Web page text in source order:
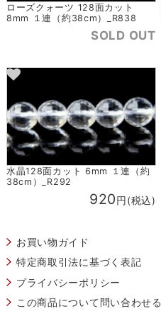
ローズクォーツ 128面カット
8mm １連（約38cm）_R838
SOLD OUT
水晶128面カット 6mm １連（約
38cm）_R292
920円(税込)
お買い物ガイド
特定商取引法に基づく表記
プライバシーポリシー
この商品について問い合わせる